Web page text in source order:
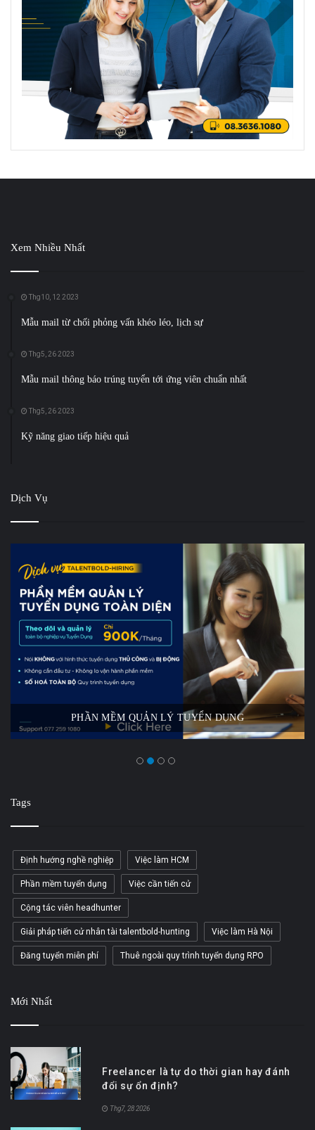
Xem Nhiều Nhất
Thg10, 12 2023
Mẫu mail từ chối phỏng vấn khéo léo, lịch sự
Thg5, 26 2023
Mẫu mail thông báo trúng tuyển tới ứng viên chuẩn nhất
Thg5, 26 2023
Kỹ năng giao tiếp hiệu quả
Dịch Vụ
PHẦN MỀM QUẢN LÝ TUYỂN DỤNG
Tags
Định hướng nghề nghiệp Việc làm HCM
Phần mềm tuyển dụng Việc cần tiến cử
Cộng tác viên headhunter
Giải pháp tiến cử nhân tài talentbold-hunting Việc làm Hà Nội
Đăng tuyển miễn phí Thuê ngoài quy trình tuyển dụng RPO
Mới Nhất
Freelancer là tự do thời gian hay đánh
đổi sự ổn định?
Thg7, 28 2026